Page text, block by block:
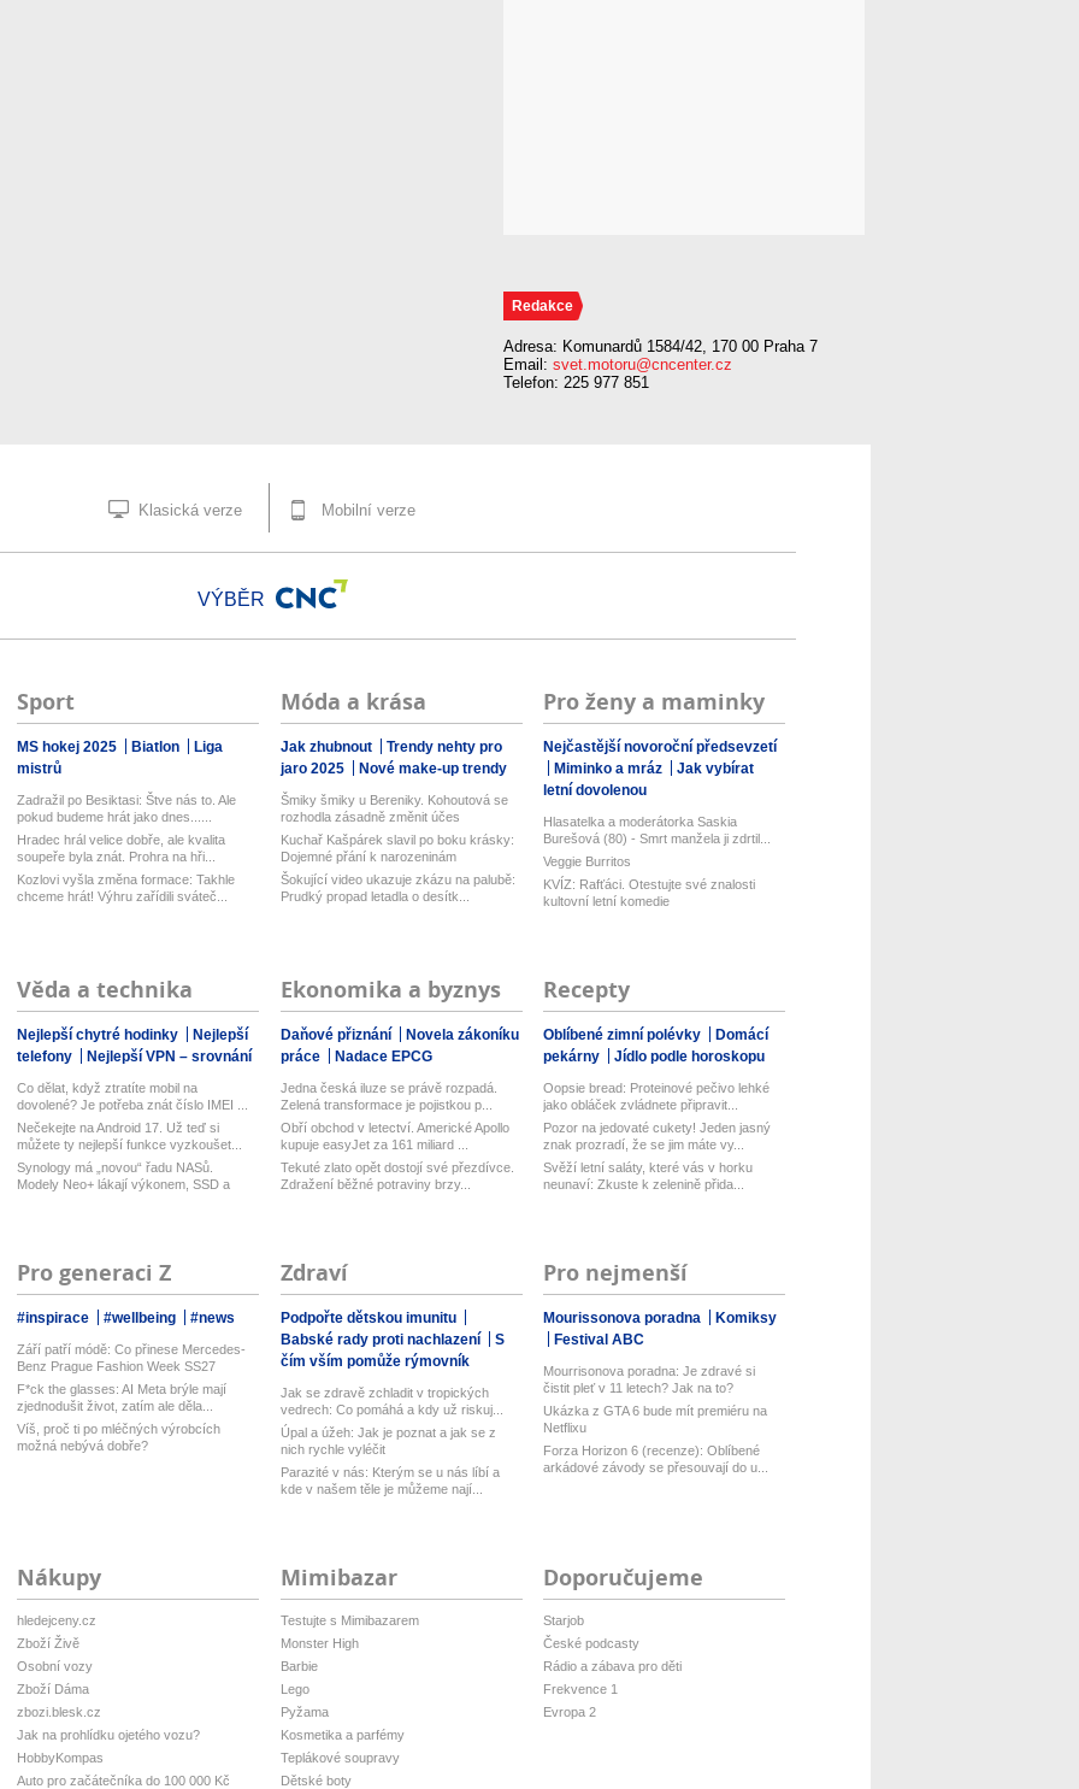
Redakce
Adresa: Komunardů 1584/42, 170 00 Praha 7
Email: svet.motoru@cncenter.cz
Telefon: 225 977 851
Klasická verze Mobilní verze
VÝBĚR
Sport
MS hokej 2025 Biatlon
Liga
mistrů
Zadražil po Besiktasi: Štve nás to. Ale
pokud budeme hrát jako dnes......
Hradec hrál velice dobře, ale kvalita
soupeře byla znát. Prohra na hři...
Kozlovi vyšla změna formace: Takhle
chceme hrát! Výhru zařídili sváteč...
Móda a krása
Jak zhubnout
Trendy nehty pro
jaro 2025
Nové make-up trendy
Šmiky šmiky u Bereniky. Kohoutová se
rozhodla zásadně změnit účes
Kuchař Kašpárek slavil po boku krásky:
Dojemné přání k narozeninám
Šokující video ukazuje zkázu na palubě:
Prudký propad letadla o desítk...
Pro ženy a maminky
Nejčastější novoroční předsevzetí
Miminko a mráz
Jak vybírat
letní dovolenou
Hlasatelka a moderátorka Saskia
Burešová (80) - Smrt manžela ji zdrtil...
Veggie Burritos
KVÍZ: Rafťáci. Otestujte své znalosti
kultovní letní komedie
Věda a technika
Nejlepší chytré hodinky
Nejlepší
telefony
Nejlepší VPN – srovnání
Co dělat, když ztratíte mobil na
dovolené? Je potřeba znát číslo IMEI ...
Nečekejte na Android 17. Už teď si
můžete ty nejlepší funkce vyzkoušet...
Synology má „novou“ řadu NASů.
Modely Neo+ lákají výkonem, SSD a
Ekonomika a byznys
Daňové přiznání
Novela zákoníku
práce
Nadace EPCG
Jedna česká iluze se právě rozpadá.
Zelená transformace je pojistkou p...
Obří obchod v letectví. Americké Apollo
kupuje easyJet za 161 miliard ...
Tekuté zlato opět dostojí své přezdívce.
Zdražení běžné potraviny brzy...
Recepty
Oblíbené zimní polévky
Domácí
pekárny
Jídlo podle horoskopu
Oopsie bread: Proteinové pečivo lehké
jako obláček zvládnete připravit...
Pozor na jedovaté cukety! Jeden jasný
znak prozradí, že se jim máte vy...
Svěží letní saláty, které vás v horku
neunaví: Zkuste k zelenině přida...
Pro generaci Z
#inspirace #wellbeing #news
Září patří módě: Co přinese Mercedes-
Benz Prague Fashion Week SS27
F*ck the glasses: AI Meta brýle mají
zjednodušit život, zatím ale děla...
Víš, proč ti po mléčných výrobcích
možná nebývá dobře?
Zdraví
Podpořte dětskou imunitu
Babské rady proti nachlazení
S
čím vším pomůže rýmovník
Jak se zdravě zchladit v tropických
vedrech: Co pomáhá a kdy už riskuj...
Úpal a úžeh: Jak je poznat a jak se z
nich rychle vyléčit
Parazité v nás: Kterým se u nás líbí a
kde v našem těle je můžeme nají...
Pro nejmenší
Mourissonova poradna
Komiksy
Festival ABC
Mourrisonova poradna: Je zdravé si
čistit pleť v 11 letech? Jak na to?
Ukázka z GTA 6 bude mít premiéru na
Netflixu
Forza Horizon 6 (recenze): Oblíbené
arkádové závody se přesouvají do u...
Nákupy
hledejceny.cz
Zboží Živě
Osobní vozy
Zboží Dáma
zbozi.blesk.cz
Jak na prohlídku ojetého vozu?
HobbyKompas
Auto pro začátečníka do 100 000 Kč
Mimibazar
Testujte s Mimibazarem
Monster High
Barbie
Lego
Pyžama
Kosmetika a parfémy
Teplákové soupravy
Dětské boty
Doporučujeme
Starjob
České podcasty
Rádio a zábava pro děti
Frekvence 1
Evropa 2